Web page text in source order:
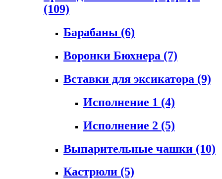
(109)
Барабаны (6)
Воронки Бюхнера (7)
Вставки для эксикатора (9)
Исполнение 1 (4)
Исполнение 2 (5)
Выпарительные чашки (10)
Кастрюли (5)